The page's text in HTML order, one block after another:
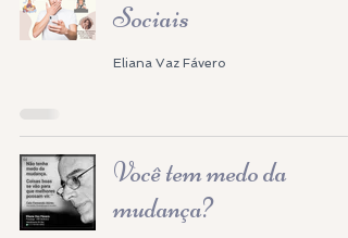
Sociais
Eliana Vaz Fávero
Você tem medo da
mudança?